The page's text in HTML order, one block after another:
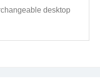
desktop